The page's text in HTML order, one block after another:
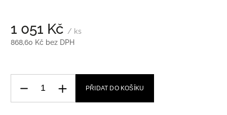
1 051 Kč / ks
868,60 Kč bez DPH
PŘIDAT DO KOŠÍKU